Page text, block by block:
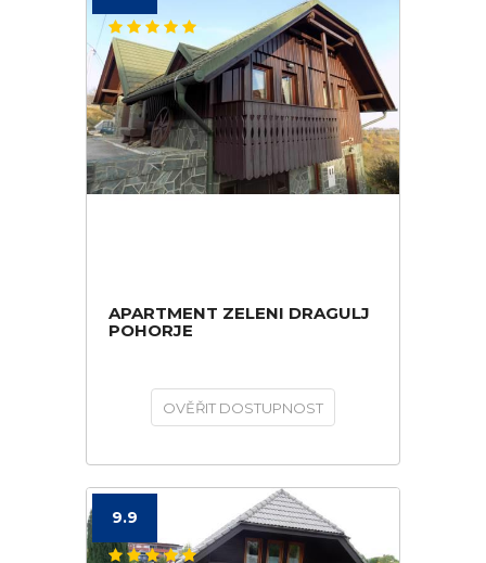
APARTMENT ZELENI DRAGULJ
POHORJE
OVĚŘIT DOSTUPNOST
9.9